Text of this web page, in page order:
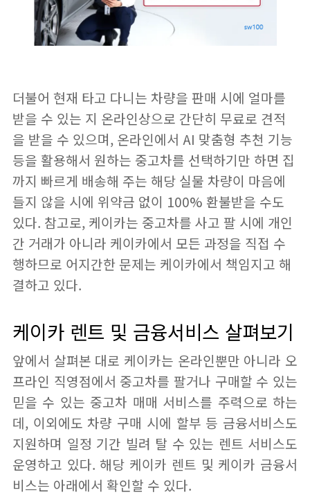
더불어 현재 타고 다니는 차량을 판매 시에 얼마를
받을 수 있는 지 온라인상으로 간단히 무료로 견적
을 받을 수 있으며, 온라인에서 AI 맞춤형 추천 기능
등을 활용해서 원하는 중고차를 선택하기만 하면 집
까지 빠르게 배송해 주는 해당 실물 차량이 마음에
들지 않을 시에 위약금 없이 100% 환불받을 수도
있다. 참고로, 케이카는 중고차를 사고 팔 시에 개인
간 거래가 아니라 케이카에서 모든 과정을 직접 수
행하므로 어지간한 문제는 케이카에서 책임지고 해
결하고 있다.
케이카 렌트 및 금융서비스 살펴보기
앞에서 살펴본 대로 케이카는 온라인뿐만 아니라 오
프라인 직영점에서 중고차를 팔거나 구매할 수 있는
믿을 수 있는 중고차 매매 서비스를 주력으로 하는
데, 이외에도 차량 구매 시에 할부 등 금융서비스도
지원하며 일정 기간 빌려 탈 수 있는 렌트 서비스도
운영하고 있다. 해당 케이카 렌트 및 케이카 금융서
비스는 아래에서 확인할 수 있다.